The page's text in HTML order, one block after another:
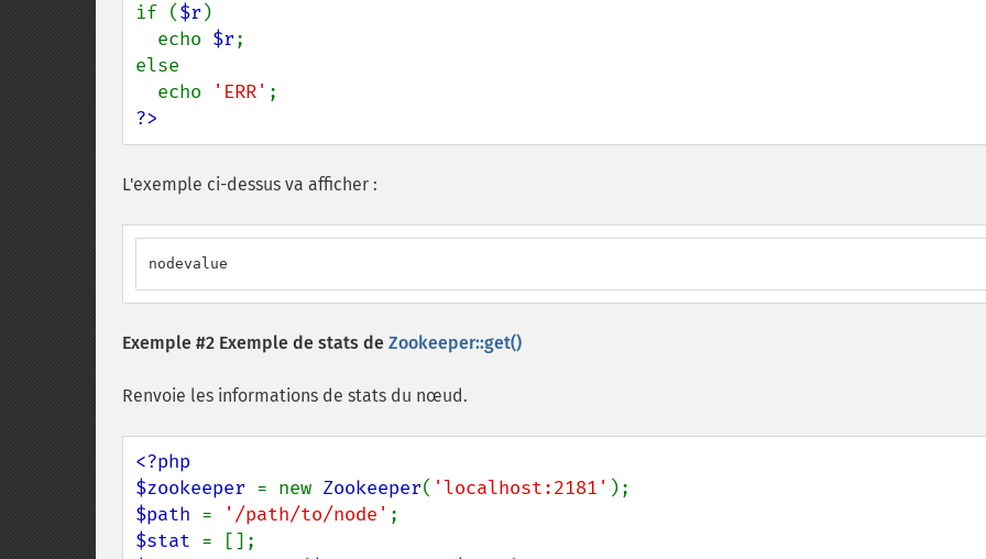
if ($r )
  echo
$r;
else
  echo
'ERR'
?>
L'exemple ci-dessus va afficher :
nodevalue
Exemple #2 Exemple de stats de Zookeeper::get()
Renvoie les informations de stats du nœud.
<?php
$zookeeper = new Zookeeper( 'localhost:2181'
$path = '/path/to/node'
$stat